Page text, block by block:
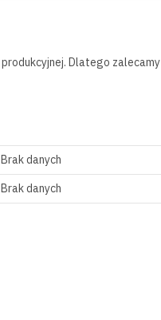
Dlatego zalecamy
Brak danych
Brak danych